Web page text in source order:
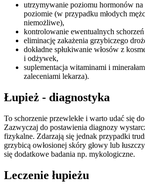
utrzymywanie poziomu hormonów
poziomie (w przypadku młodych
niemożliwe),
kontrolowanie ewentualnych
eliminację zakażenia grzybiczego
dokładne spłukiwanie włosów z
i odżywek,
suplementacja witaminami i
zaleceniami lekarza).
Łupież - diagnostyka
To schorzenie przewlekłe i warto udać się
Zazwyczaj do postawienia diagnozy
fizykalne. Zdarzają się jednak przypadki
grzybicą owłosionej skóry głowy lub
się dodatkowe badania np. mykologiczne.
Leczenie łupieżu